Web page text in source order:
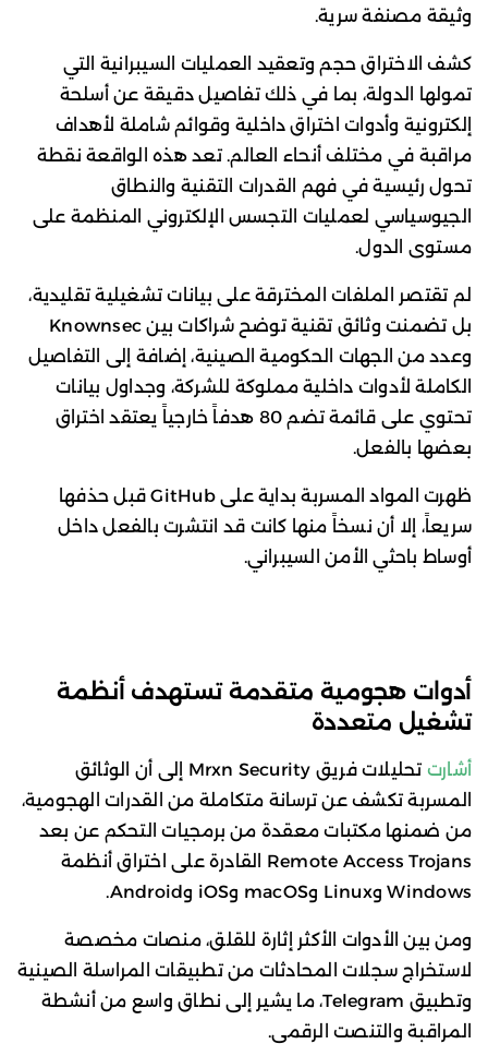
وثيقة مصنفة سرية.
كشف الاختراق حجم وتعقيد العمليات السيبرانية التي
تمولها الدولة، بما في ذلك تفاصيل دقيقة عن أسلحة
إلكترونية وأدوات اختراق داخلية وقوائم شاملة لأهداف
مراقبة في مختلف أنحاء العالم. تعد هذه الواقعة نقطة
تحول رئيسية في فهم القدرات التقنية والنطاق
الجيوسياسي لعمليات التجسس الإلكتروني المنظمة على
مستوى الدول.
لم تقتصر الملفات المخترقة على بيانات تشغيلية تقليدية،
بل تضمنت وثائق تقنية توضح شراكات بين Knownsec
وعدد من الجهات الحكومية الصينية، إضافة إلى التفاصيل
الكاملة لأدوات داخلية مملوكة للشركة، وجداول بيانات
تحتوي على قائمة تضم 80 هدفاً خارجياً يعتقد اختراق
بعضها بالفعل.
ظهرت المواد المسربة بداية على GitHub قبل حذفها
سريعاً، إلا أن نسخاً منها كانت قد انتشرت بالفعل داخل
أوساط باحثي الأمن السيبراني.
أدوات هجومية متقدمة تستهدف أنظمة
تشغيل متعددة
أشارت
تحليلات فريق Mrxn Security إلى أن الوثائق
المسربة تكشف عن ترسانة متكاملة من القدرات الهجومية،
من ضمنها مكتبات معقدة من برمجيات التحكم عن بعد
Remote Access Trojans القادرة على اختراق أنظمة
Windows وLinux وmacOS وiOS وAndroid.
ومن بين الأدوات الأكثر إثارة للقلق، منصات مخصصة
لاستخراج سجلات المحادثات من تطبيقات المراسلة الصينية
وتطبيق Telegram، ما يشير إلى نطاق واسع من أنشطة
المراقبة والتنصت الرقمي.